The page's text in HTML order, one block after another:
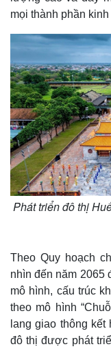
mọi thành phần
Phát triển đô thị
Theo Quy hoạch
nhìn đến năm 2065
mô hình, cấu trúc
theo mô hình
lang giao thông
đô thị được phát